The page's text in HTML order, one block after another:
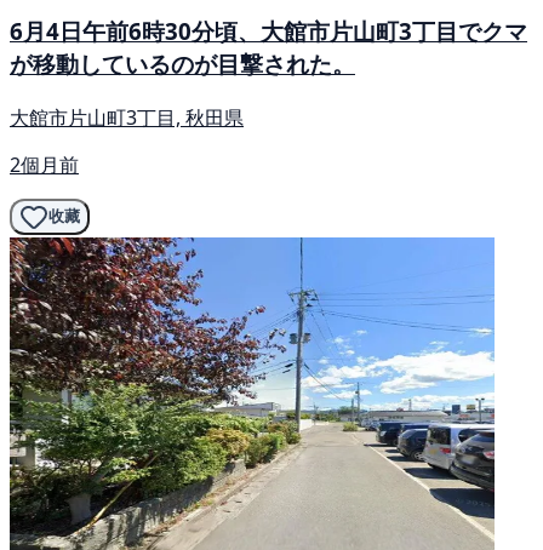
6月4日午前6時30分頃、大館市片山町3丁目でクマ
が移動しているのが目撃された。
大館市片山町3丁目, 秋田県
2個月前
收藏